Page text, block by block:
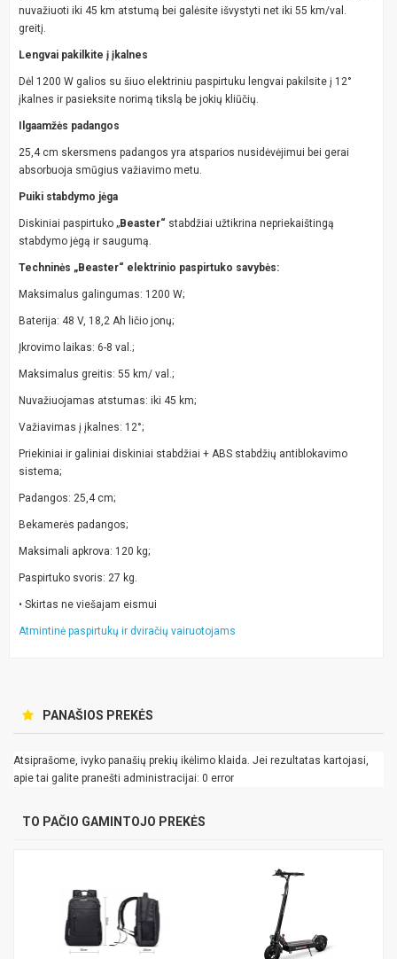
nuvažiuoti iki 45 km atstumą bei galėsite išvystyti net iki 55 km/val.
greitį.
Lengvai pakilkite į įkalnes
Dėl 1200 W galios su šiuo elektriniu paspirtuku lengvai pakilsite į 12°
įkalnes ir pasieksite norimą tikslą be jokių kliūčių.
Ilgaamžės padangos
25,4 cm skersmens padangos yra atsparios nusidėvėjimui bei gerai
absorbuoja smūgius važiavimo metu.
Puiki stabdymo jėga
Diskiniai paspirtuko „Beaster“ stabdžiai užtikrina nepriekaištingą
stabdymo jėgą ir saugumą.
Techninės „Beaster“ elektrinio paspirtuko savybės:
Maksimalus galingumas: 1200 W;
Baterija: 48 V, 18,2 Ah ličio jonų;
Įkrovimo laikas: 6-8 val.;
Maksimalus greitis: 55 km/ val.;
Nuvažiuojamas atstumas: iki 45 km;
Važiavimas į įkalnes: 12°;
Priekiniai ir galiniai diskiniai stabdžiai + ABS stabdžių antiblokavimo
sistema;
Padangos: 25,4 cm;
Bekamerės padangos;
Maksimali apkrova: 120 kg;
Paspirtuko svoris: 27 kg.
• Skirtas ne viešajam eismui
Atmintinė paspirtukų ir dviračių vairuotojams
PANAŠIOS PREKĖS
Atsiprašome, ivyko panašių prekių ikėlimo klaida. Jei rezultatas kartojasi,
apie tai galite pranešti administracijai: 0 error
TO PAČIO GAMINTOJO PREKĖS